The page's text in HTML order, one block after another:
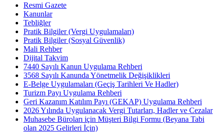
Resmi Gazete
Kanunlar
Tebliğler
Pratik Bilgiler (Vergi Uygulamaları)
Pratik Bilgiler (Sosyal Güvenlik)
Mali Rehber
Dijital Takvim
7440 Sayılı Kanun Uygulama Rehberi
3568 Sayılı Kanunda Yönetmelik Değişiklikleri
E-Belge Uygulamaları (Geçiş Tarihleri Ve Hadler)
Turizm Payı Uygulama Rehberi
Geri Kazanım Katılım Payı (GEKAP) Uygulama Rehberi
2026 Yılında Uygulanacak Vergi Tutarları, Hadler ve Cezalar
Muhasebe Büroları için Müşteri Bilgi Formu (Beyana Tabi
olan 2025 Gelirleri İçin)